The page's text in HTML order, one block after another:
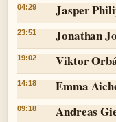
04:29 Jasper
23:51 Jonathan
19:02 Viktor
14:18 Emma
09:18 Andreas